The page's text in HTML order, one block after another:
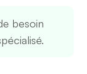
besoin